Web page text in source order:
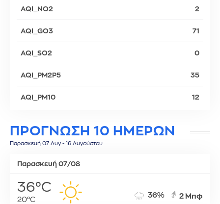
AQI_NO2 2
AQI_GO3 71
AQI_SO2 0
AQI_PM2P5 35
AQI_PM10 12
ΠΡΟΓΝΩΣΗ 10 ΗΜΕΡΩΝ
Παρασκευή 07 Αυγ - 16 Αυγούστου
Παρασκευή 07/08
36°C
20°C
36% 2 Μπφ